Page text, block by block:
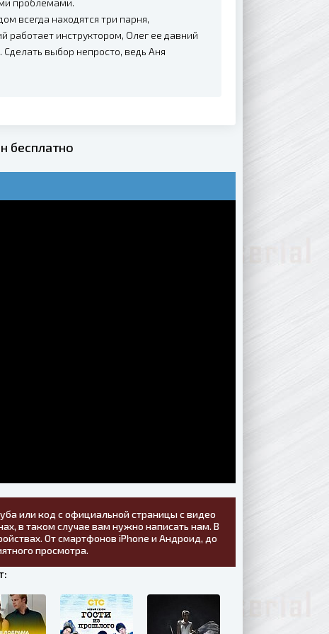
всегда находятся три парня,
инструктором, Олег ее давний
выбор непросто, ведь Аня
бесплатно
или код с официальной страницы с видео
в таком случае вам нужно написать нам. В
От смартфонов iPhone и Андроид, до
просмотра.